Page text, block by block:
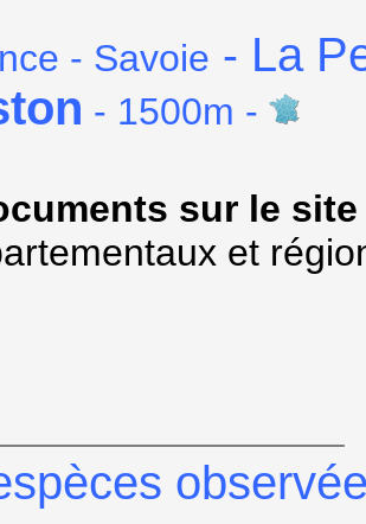
- Savoie - La
- 1500m -
sur le site
et